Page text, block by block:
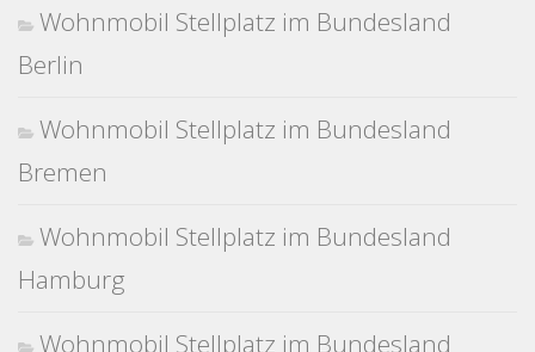
Wohnmobil Stellplatz im Bundesland
Berlin
Wohnmobil Stellplatz im Bundesland
Bremen
Wohnmobil Stellplatz im Bundesland
Hamburg
Wohnmobil Stellplatz im Bundesland